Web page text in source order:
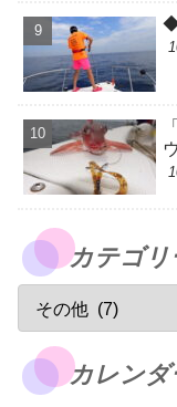
◆
カテゴリ
カレンダ